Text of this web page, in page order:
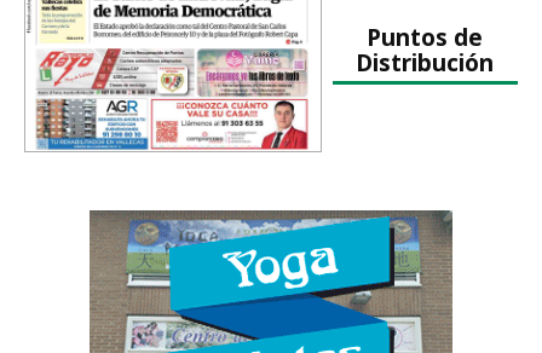
Puntos de
Distribución